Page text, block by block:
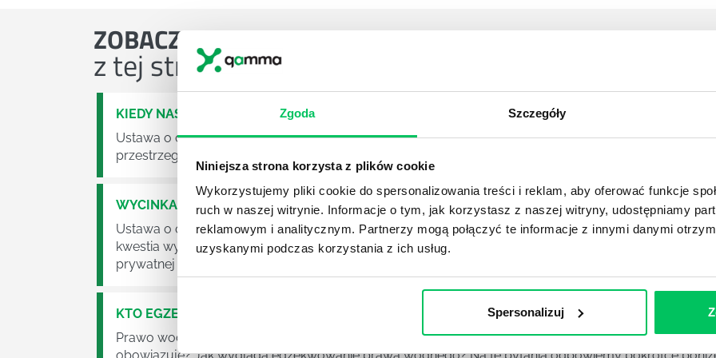
Zgoda Szczegóły
Niniejsza strona korzysta z plików cookie
Wykorzystujemy pliki cookie do spersonalizowania treści i reklam, aby oferować funkcje
ruch w naszej witrynie. Informacje o tym, jak korzystasz z naszej witryny, udostępniamy
reklamowym i analitycznym. Partnerzy mogą połączyć te informacje z innymi danymi
uzyskanymi podczas korzystania z ich usług.
Spersonalizuj
ZOBACZ OSTATNIE ARTYKUŁY
z tej strefy wiedzy
KIEDY NASTĄPI ZMIANA USTAWY O ODPADACH?
Ustawa o odpadach jest dość istotną ustawą dla każdej firmy. Kiedy dokładnie nowe przepisy wejdą
przestrzeganie będzie już normalnie egzekwowane? Z czym trzeba się tutaj na pewno liczyć?
WYCINKA DRZEW A USTAWA O OCHRONIE ŚRODOWISKA - CO WARTO WIEDZIEĆ?
Ustawa o ochronie środowiska obowiązuje każdego z nas – bez wyjątku. Warto podkreślić, że
kwestia wycinki drzew. Czy taka wycinka drzew musi być gdziekolwiek zgłaszana? Jak to w zasadzie
prywatnej posesji można wyciąć cokolwiek?
KTO EGZEKWUJE PRAWO WODNE?
Prawo wodne to dość skomplikowane prawo w ustawodawstwie polskim. Na czym dokładniej ono